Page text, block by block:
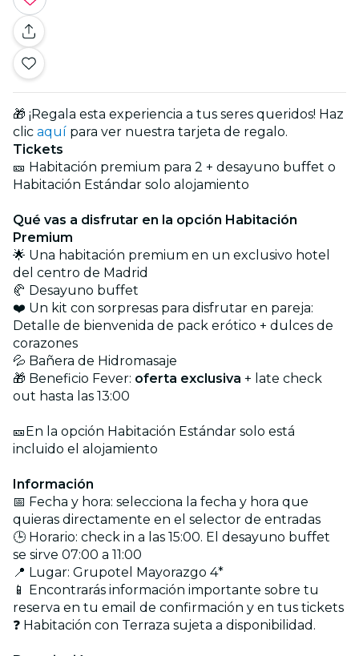
🎁 ¡Regala esta experiencia a tus seres queridos! Haz
clic aquí para ver nuestra tarjeta de regalo.
Tickets
🎫 Habitación premium para 2 + desayuno buffet o
Habitación Estándar solo alojamiento
Qué vas a disfrutar en la opción Habitación
Premium
🌟 Una habitación premium en un exclusivo hotel
del centro de Madrid
🥐 Desayuno buffet
❤️ Un kit con sorpresas para disfrutar en pareja:
Detalle de bienvenida de pack erótico + dulces de
corazones
💦 Bañera de Hidromasaje
🎁 Beneficio Fever: oferta exclusiva + late check
out hasta las 13:00
🎫En la opción Habitación Estándar solo está
incluido el alojamiento
Información
📅 Fecha y hora: selecciona la fecha y hora que
quieras directamente en el selector de entradas
🕒 Horario: check in a las 15:00. El desayuno buffet
se sirve 07:00 a 11:00
📍 Lugar: Grupotel Mayorazgo 4*
📱 Encontrarás información importante sobre tu
reserva en tu email de confirmación y en tus tickets
❓ Habitación con Terraza sujeta a disponibilidad.